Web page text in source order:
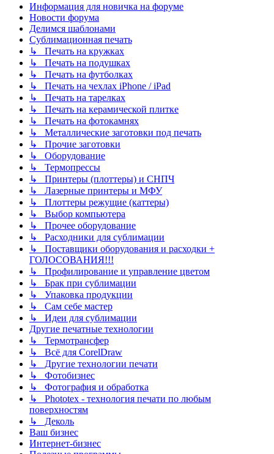
Информация для новичка на форуме
Новости форума
Делимся шаблонами
Сублимационная печать
↳ Печать на кружках
↳ Печать на подушках
↳ Печать на футболках
↳ Печать на чехлах iPhone / iPad
↳ Печать на тарелках
↳ Печать на керамической плитке
↳ Печать на фотокамнях
↳ Металлические заготовки под печать
↳ Прочие заготовки
↳ Оборудование
↳ Термопрессы
↳ Принтеры (плоттеры) и СНПЧ
↳ Лазерные принтеры и МФУ
↳ Плоттеры режущие (каттеры)
↳ Выбор компьютера
↳ Прочее оборудование
↳ Расходники для сублимации
↳ Поставщики оборудования и расходки +
ГОЛОСОВАНИЯ!!!
↳ Профилирование и управление цветом
↳ Брак при сублимации
↳ Упаковка продукции
↳ Сам себе мастер
↳ Идеи для сублимации
Другие печатные технологии
↳ Термотрансфер
↳ Всё для CorelDraw
↳ Другие технологии печати
↳ Фотобизнес
↳ Фотография и обработка
↳ Phototex - технология печати по любым
поверхностям
↳ Деколь
Ваш бизнес
Интернет-бизнес